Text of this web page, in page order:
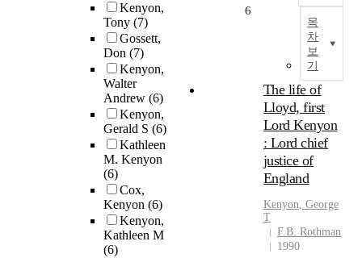
Kenyon,
Tony (7)
Gossett,
Don (7)
Kenyon,
Walter
Andrew (6)
Kenyon,
Gerald S (6)
Kathleen
M. Kenyon
(6)
Cox,
Kenyon (6)
Kenyon,
Kathleen M
(6)
목
차
보
기
6
The life of
Lloyd, first
Lord Kenyon
: Lord chief
justice of
England
Kenyon, George
T
F.B. Rothman
1990